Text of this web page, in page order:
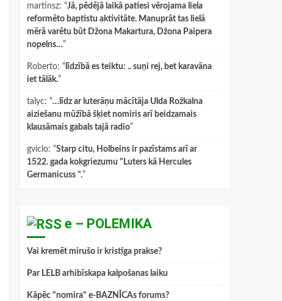
martinsz: “Jā, pēdējā laikā patiesi vērojama liela
reformēto baptistu aktivitāte. Manuprāt tas lielā
mērā varētu būt Džona Makartura, Džona Paipera
nopelns…”
Roberto: “ līdzībā es teiktu: .. suņi rej, bet karavāna
iet tālāk.”
talyc: “…līdz ar luterāņu mācītāja Ulda Rožkalna
aiziešanu mūžībā šķiet nomiris arī beidzamais
klausāmais gabals tajā radio”
gviclo: “Starp citu, Holbeins ir pazīstams arī ar
1522. gada kokgriezumu "Luters kā Hercules
Germanicuss ".”
e – POLEMIKA
Vai kremēt mirušo ir kristīga prakse?
Par LELB arhibīskapa kalpošanas laiku
Kāpēc "nomira" e-BAZNĪCAs forums?